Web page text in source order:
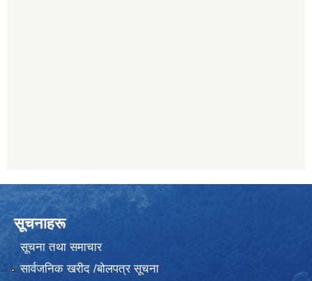
सूचनाहरू
सूचना तथा समाचार
सार्वजनिक खरीद /बोलपत्र सूचना